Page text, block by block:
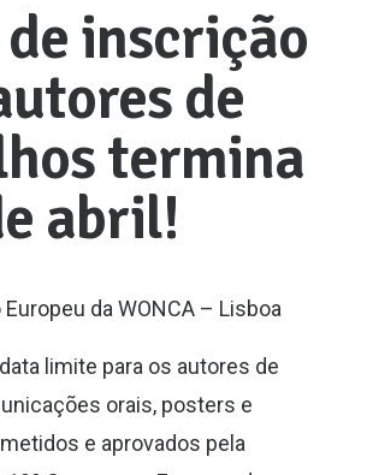
de inscrição
de
termina
abril!
da WONCA – Lisboa
limite para os autores de
orais, posters e
e aprovados pela